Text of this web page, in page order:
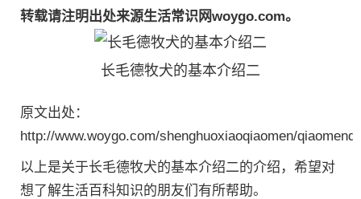
转载请注明出处来源生活常识网woygo.com。
长毛德牧犬的基本介绍二
原文出处：
http://www.woygo.com/shenghuoxiaoqiaomen/
以上是关于长毛德牧犬的基本介绍二的介绍，希望对
想了解生活百科知识的朋友们有所帮助。